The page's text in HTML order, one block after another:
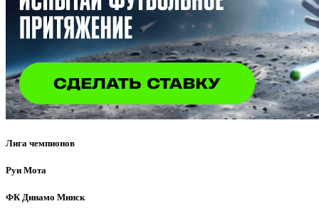
Лига чемпионов
Руи Мота
ФК Динамо Минск